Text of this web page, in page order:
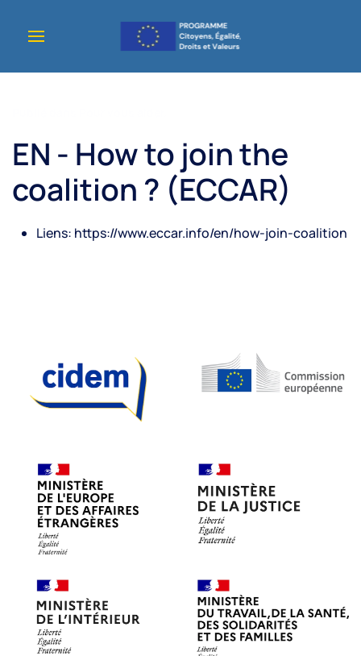
Accéder au contenu principal
EN - How to join the
coalition ? (ECCAR)
Liens: https://www.eccar.info/en/how-join-coalition